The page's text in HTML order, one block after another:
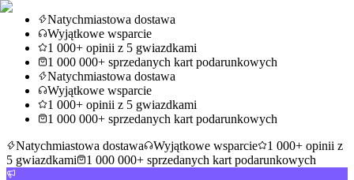
Natychmiastowa dostawa
Wyjątkowe wsparcie
1 000+ opinii z 5 gwiazdkami
1 000 000+ sprzedanych kart podarunkowych
Natychmiastowa dostawa
Wyjątkowe wsparcie
1 000+ opinii z 5 gwiazdkami
1 000 000+ sprzedanych kart podarunkowych
Natychmiastowa dostawa
Wyjątkowe wsparcie
1 000+ opinii z
5 gwiazdkami
1 000 000+ sprzedanych kart podarunkowych